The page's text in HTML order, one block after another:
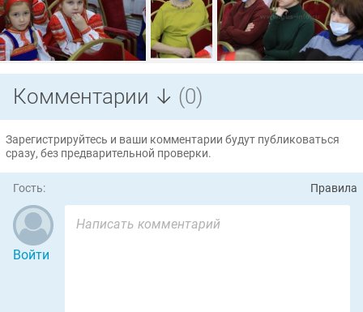
Комментарии ↓ (0)
Зарегистрируйтесь и ваши комментарии будут публиковаться
сразу, без предварительной проверки.
Гость: Правила
Войти